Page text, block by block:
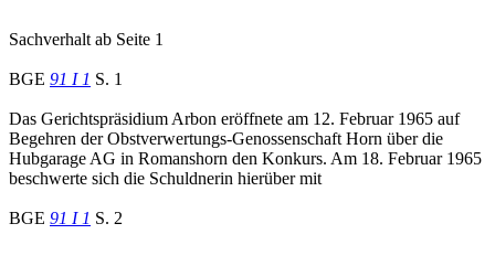
Sachverhalt ab Seite 1
BGE 91 I 1 S. 1
Das Gerichtspräsidium Arbon eröffnete am 12. Februar 1965 auf
Begehren der Obstverwertungs-Genossenschaft Horn über die
Hubgarage AG in Romanshorn den Konkurs. Am 18. Februar 1965
beschwerte sich die Schuldnerin hierüber mit
BGE 91 I 1 S. 2